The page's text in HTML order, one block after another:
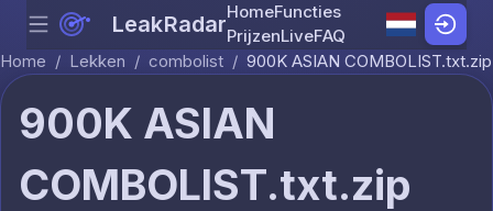
Skip to content
Menu LeakRadarHomeFuncties
PrijzenLiveFAQ
Home / Lekken / combolist / 900K ASIAN COMBOLIST.txt.zip
900K ASIAN
COMBOLIST.txt.zip